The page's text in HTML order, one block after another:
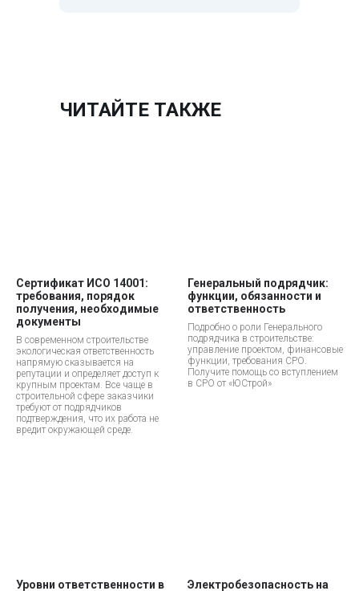
ЧИТАЙТЕ ТАКЖЕ
Сертификат ИСО 14001:
требования, порядок
получения, необходимые
документы
В современном строительстве
экологическая ответственность
напрямую сказывается на
репутации и определяет доступ к
крупным проектам. Все чаще в
строительной сфере заказчики
требуют от подрядчиков
подтверждения, что их работа не
вредит окружающей среде.
Генеральный подрядчик:
функции, обязанности и
ответственность
Подробно о роли Генерального
подрядчика в строительстве:
управление проектом, финансовые
функции, требования СРО.
Получите помощь со вступлением
в СРО от «ЮСтрой»
Уровни ответственности в
Электробезопасность на